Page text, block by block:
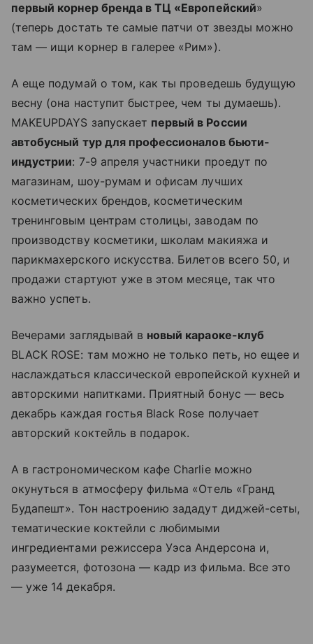
первый корнер бренда в ТЦ «Европейский»
(теперь достать те самые патчи от звезды можно
там — ищи корнер в галерее «Рим»).
А еще подумай о том, как ты проведешь будущую
весну (она наступит быстрее, чем ты думаешь).
MAKEUPDAYS запускает первый в России
автобусный тур для профессионалов бьюти-
индустрии: 7-9 апреля участники проедут по
магазинам, шоу-румам и офисам лучших
косметических брендов, косметическим
тренинговым центрам столицы, заводам по
производству косметики, школам макияжа и
парикмахерского искусства. Билетов всего 50, и
продажи стартуют уже в этом месяце, так что
важно успеть.
Вечерами заглядывай в новый караоке-клуб
BLACK ROSE: там можно не только петь, но ещее и
наслаждаться классической европейской кухней и
авторскими напитками. Приятный бонус — весь
декабрь каждая гостья Black Rose получает
авторский коктейль в подарок.
А в гастрономическом кафе Charlie можно
окунуться в атмосферу фильма «Отель «Гранд
Будапешт». Тон настроению зададут диджей-сеты,
тематические коктейли с любимыми
ингредиентами режиссера Уэса Андерсона и,
разумеется, фотозона — кадр из фильма. Все это
— уже 14 декабря.